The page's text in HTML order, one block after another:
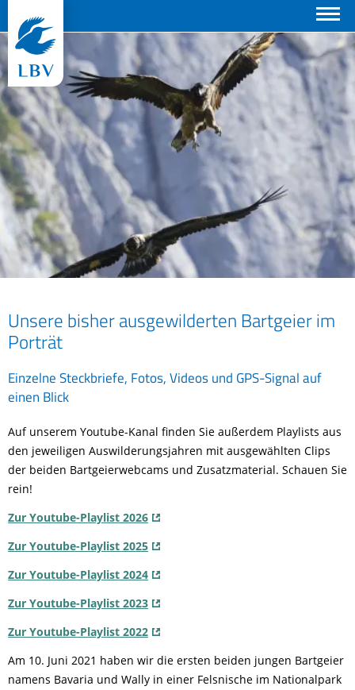
Unsere bisher ausgewilderten Bartgeier im
Porträt
Einzelne Steckbriefe, Fotos, Videos und GPS-Signal auf
einen Blick
Am 10. Juni 2021 haben wir die ersten beiden jungen Bartgeier
namens Bavaria und Wally in einer Felsnische im Nationalpark
Auf unserem Youtube-Kanal finden Sie außerdem Playlists aus
den jeweiligen Auswilderungsjahren mit ausgewählten Clips
der beiden Bartgeierwebcams und Zusatzmaterial. Schauen Sie
rein!
Zur Youtube-Playlist 2026
Zur Youtube-Playlist 2025
Zur Youtube-Playlist 2024
Zur Youtube-Playlist 2023
Zur Youtube-Playlist 2022